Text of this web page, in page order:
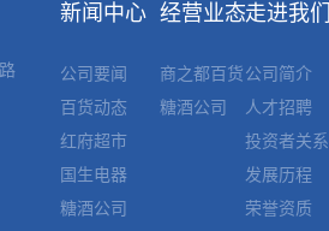
新闻中心
公司要闻
百货动态
红府超市
国生电器
糖酒公司
经营业态
商之都百货
糖酒公司
走进我们
公司简介
人才招聘
投资者关系
发展历程
荣誉资质